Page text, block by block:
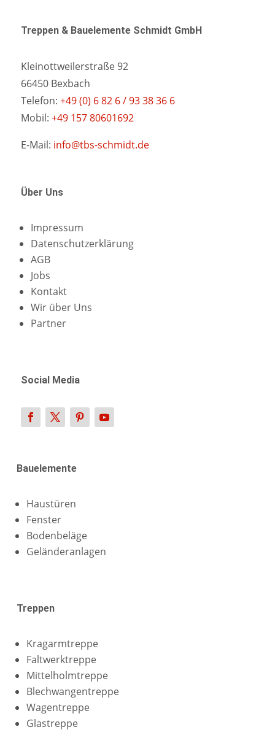
Treppen & Bauelemente Schmidt GmbH
Kleinottweilerstraße 92
66450 Bexbach
Telefon: +49 (0) 6 82 6 / 93 38 36 6
Mobil: +49 157 80601692
E-Mail: info@tbs-schmidt.de
Über Uns
Impressum
Datenschutzerklärung
AGB
Jobs
Kontakt
Wir über Uns
Partner
Social Media
Bauelemente
Haustüren
Fenster
Bodenbeläge
Geländeranlagen
Treppen
Kragarmtreppe
Faltwerktreppe
Mittelholmtreppe
Blechwangentreppe
Wagentreppe
Glastreppe